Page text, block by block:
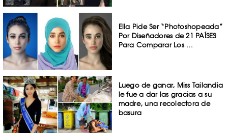
Ella Pide Ser “Photoshopeada”
Por Diseñadores de 21 PAÍSES
Para Comparar Los ...
Luego de ganar, Miss Tailandia
le fue a dar las gracias a su
madre, una recolectora de
basura